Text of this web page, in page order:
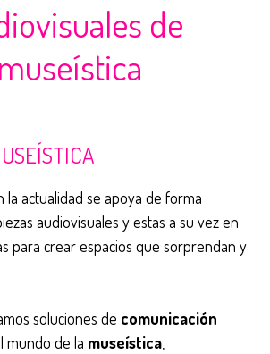
de
museística
la actualidad se apoya de forma
audiovisuales y estas a su vez en
para crear espacios que sorprendan y
soluciones de comunicación
mundo de la museística